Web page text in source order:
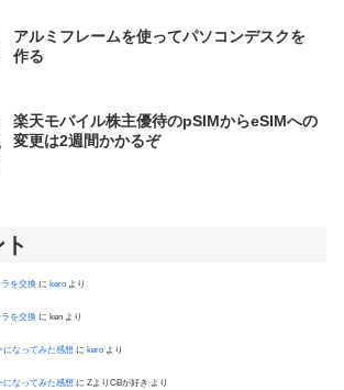
アルミフレームを使ってパソコンデスクを
作る
楽天モバイル株主優待のpSIMからeSIMへの
変更は2週間かかるぞ
を交換 に kero より
を交換 に ken より
になってみた感想に kero より
になってみた感想に ZよりCBが好き より